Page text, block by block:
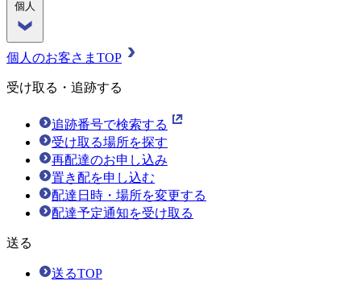
個人
個人のお客さまTOP
受け取る・追跡する
追跡番号で検索する
受け取る場所を探す
再配達のお申し込み
置き配を申し込む
配達日時・場所を変更する
配達予定通知を受け取る
送る
送るTOP